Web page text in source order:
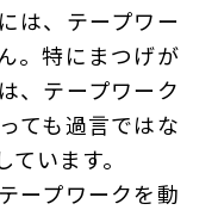
は、テープワー
。特にまつげが
、テープワーク
ても過言ではな
います。
ープワークを動